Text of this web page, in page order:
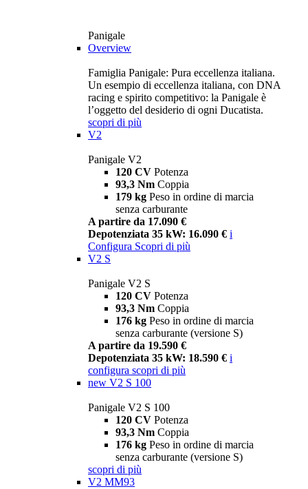
Panigale
Overview
Famiglia Panigale: Pura eccellenza italiana.
Un esempio di eccellenza italiana, con DNA
racing e spirito competitivo: la Panigale è
l’oggetto del desiderio di ogni Ducatista.
scopri di più
V2
Panigale V2
120 CV Potenza
93,3 Nm Coppia
179 kg Peso in ordine di marcia
senza carburante
A partire da 17.090 €
Depotenziata 35 kW: 16.090 € i
Configura Scopri di più
V2 S
Panigale V2 S
120 CV Potenza
93,3 Nm Coppia
176 kg Peso in ordine di marcia
senza carburante (versione S)
A partire da 19.590 €
Depotenziata 35 kW: 18.590 € i
configura scopri di più
new V2 S 100
Panigale V2 S 100
120 CV Potenza
93,3 Nm Coppia
176 kg Peso in ordine di marcia
senza carburante (versione S)
scopri di più
V2 MM93